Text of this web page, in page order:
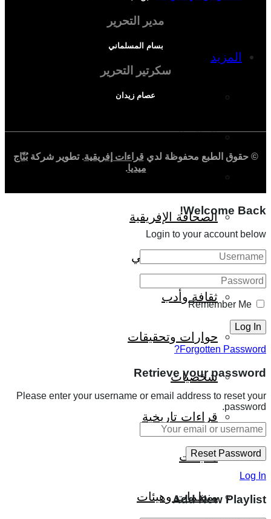
المزيد
إفريقيا في المؤشرات
الملف الإفريقي
الصحافة الإفريقية
المجتمع الإفريقي
ثقافة وأدب
حوارات وتحقيقات
شخصيات
قراءات تاريخية
متابعات
منظمات وهيئات
مدير التحرير
بسام المسلماني
سكرتير التحرير
عصام زيدان
© حقوق الطبع محفوظة لدي قراءات إفريقية. تطوير شركة بُنّاج
ميديا.
Welcome Back!
Login to your account below
Remember Me
Forgotten Password?
Retrieve your password
Please enter your username or email address to reset your
password.
Log In
Add New Playlist